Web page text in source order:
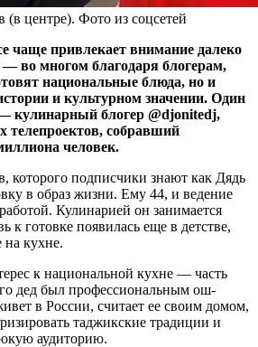
центре). Фото из соцсетей
чаще привлекает внимание далеко
во многом благодаря блогерам,
национальные блюда, но и
и культурном значении. Один
кулинарный блогер @djonitedj,
телепроектов, собравший
человек.
которого подписчики знают как Дядь
в образ жизни. Ему 44, и ведение
Кулинарией он занимается
к готовке появилась еще в детстве,
на кухне.
к национальной кухне — часть
дед был профессиональным ош-
в России, считает ее своим домом,
таджикские традиции и
аудиторию.